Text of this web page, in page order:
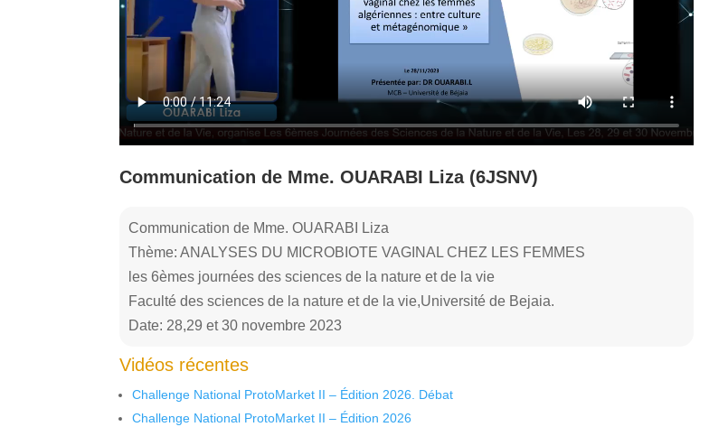
Communication de Mme. OUARABI Liza (6JSNV)
Communication de Mme. OUARABI Liza
Thème: ANALYSES DU MICROBIOTE VAGINAL CHEZ LES FEMMES
les 6èmes journées des sciences de la nature et de la vie
Faculté des sciences de la nature et de la vie,Université de Bejaia.
Date: 28,29 et 30 novembre 2023
Vidéos récentes
Challenge National ProtoMarket II – Édition 2026. Débat
Challenge National ProtoMarket II – Édition 2026